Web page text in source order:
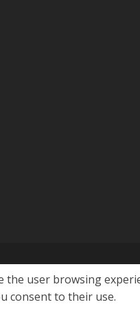
del Sitio Mapa del sitio
the user browsing
consent to their use.